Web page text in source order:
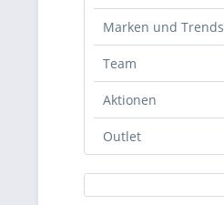
Marken und Trends
Team
Aktionen
Outlet